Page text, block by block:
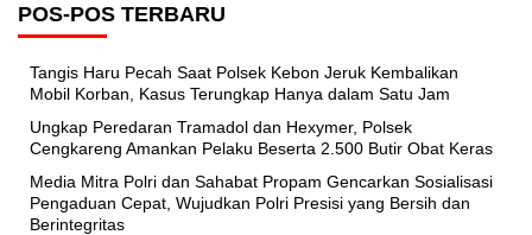
POS-POS TERBARU
Tangis Haru Pecah Saat Polsek Kebon Jeruk Kembalikan
Mobil Korban, Kasus Terungkap Hanya dalam Satu Jam
Ungkap Peredaran Tramadol dan Hexymer, Polsek
Cengkareng Amankan Pelaku Beserta 2.500 Butir Obat Keras
Media Mitra Polri dan Sahabat Propam Gencarkan Sosialisasi
Pengaduan Cepat, Wujudkan Polri Presisi yang Bersih dan
Berintegritas